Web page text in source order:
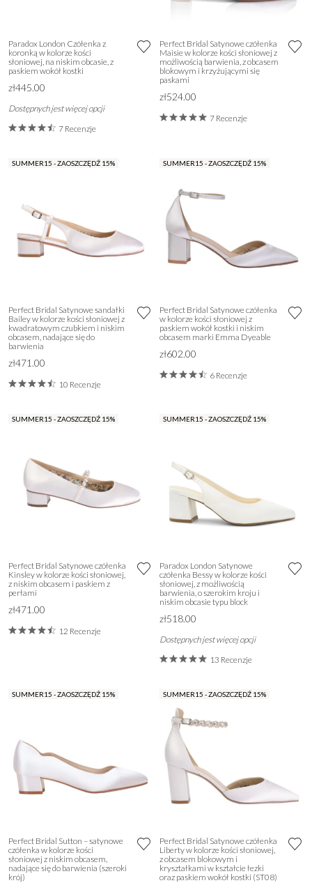
Paradox London Czółenka z
koronką w kolorze kości
słoniowej, na niskim obcasie, z
paskiem wokół kostki
zł445.00
Dostępnych jest więcej opcji
7 Recenzje
Perfect Bridal Satynowe czółenka
Maisie w kolorze kości słoniowej z
możliwością barwienia, z obcasem
blokowym i krzyżującymi się
paskami
zł524.00
7 Recenzje
SUMMER15 - ZAOSZCZĘDŹ 15%
Perfect Bridal Satynowe sandałki
Bailey w kolorze kości słoniowej z
kwadratowym czubkiem i niskim
obcasem, nadające się do
barwienia
zł471.00
10 Recenzje
SUMMER15 - ZAOSZCZĘDŹ 15%
Perfect Bridal Satynowe czółenka
w kolorze kości słoniowej z
paskiem wokół kostki i niskim
obcasem marki Emma Dyeable
zł602.00
6 Recenzje
SUMMER15 - ZAOSZCZĘDŹ 15%
Perfect Bridal Satynowe czółenka
Kinsley w kolorze kości słoniowej,
z niskim obcasem i paskiem z
perłami
zł471.00
12 Recenzje
SUMMER15 - ZAOSZCZĘDŹ 15%
Paradox London Satynowe
czółenka Bessy w kolorze kości
słoniowej, z możliwością
barwienia, o szerokim kroju i
niskim obcasie typu block
zł518.00
Dostępnych jest więcej opcji
13 Recenzje
SUMMER15 - ZAOSZCZĘDŹ 15%
Perfect Bridal Sutton – satynowe
czółenka w kolorze kości
słoniowej z niskim obcasem,
nadające się do barwienia (szeroki
krój)
SUMMER15 - ZAOSZCZĘDŹ 15%
Perfect Bridal Satynowe czółenka
Liberty w kolorze kości słoniowej,
z obcasem blokowym i
kryształkami w kształcie łezki
oraz paskiem wokół kostki (ST08)